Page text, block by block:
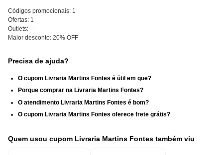
Códigos promocionais: 1
Ofertas: 1
Outlets: —
Maior desconto: 20% OFF
Precisa de ajuda?
O cupom Livraria Martins Fontes é útil em que?
Porque comprar na Livraria Martins Fontes?
O atendimento Livraria Martins Fontes é bom?
O cupom Livraria Martins Fontes oferece frete grátis?
Quem usou cupom Livraria Martins Fontes também viu